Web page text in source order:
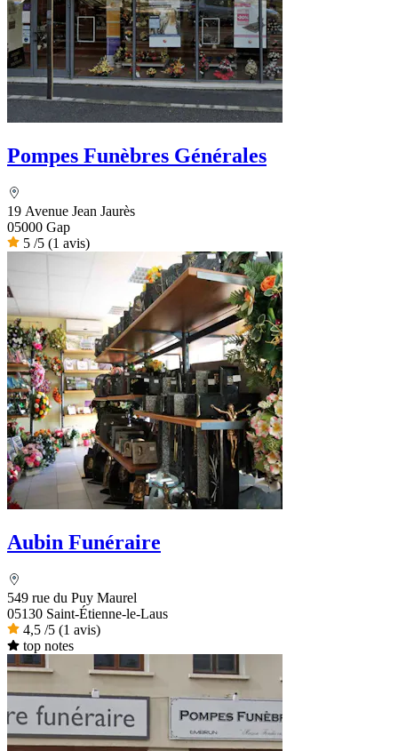
Pompes Funèbres Générales
19 Avenue Jean Jaurès
05000 Gap
5 /5 (1 avis)
Aubin Funéraire
549 rue du Puy Maurel
05130 Saint-Étienne-le-Laus
4,5 /5 (1 avis)
top notes